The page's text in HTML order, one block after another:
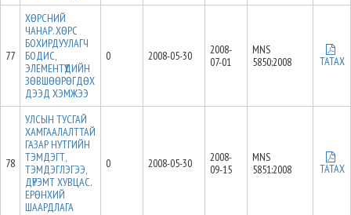
77
ХӨРСНИЙ
ЧАНАР. ХӨРС
БОХИРДУУЛАГЧ
БОДИС,
ЭЛЕМЕНТҮҮДИЙН
ЗӨВШӨӨРӨГДӨХ
ДЭЭД ХЭМЖЭЭ
0 2008-05-30
2008-
07-01
MNS
5850:2008
ТАТАХ
78
УЛСЫН ТУСГАЙ
ХАМГААЛАЛТТАЙ
ГАЗАР НУТГИЙН
ТЭМДЭГТ,
ТЭМДЭГЛЭГЭЭ,
ДҮРЭМТ ХУВЦАС.
ЕРӨНХИЙ
ШААРДЛАГА
0 2008-05-30
2008-
09-15
MNS
5851:2008
ТАТАХ